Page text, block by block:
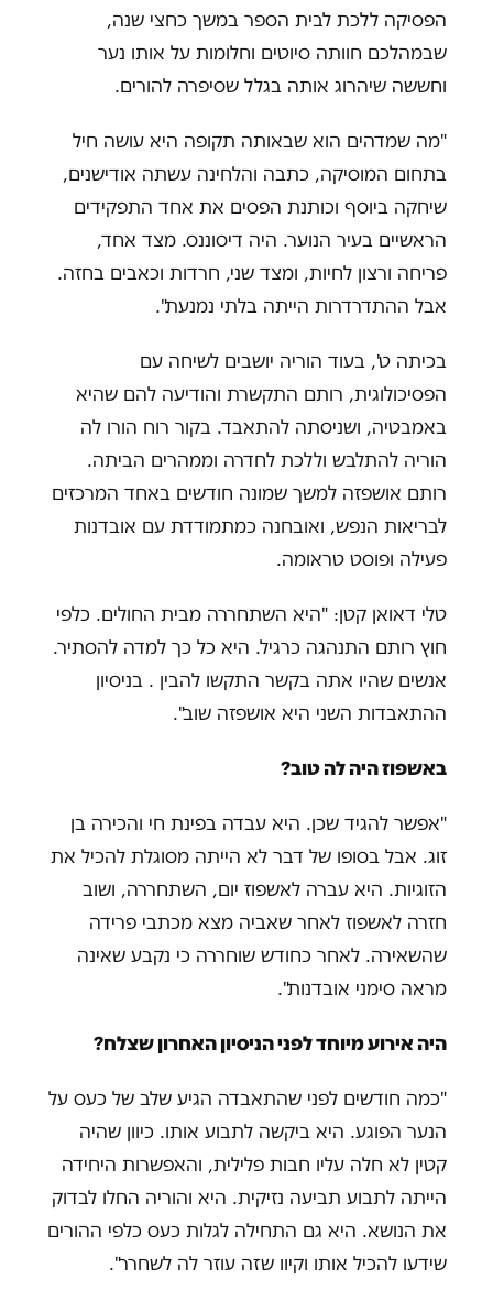
הפסיקה ללכת לבית הספר במשך כחצי שנה,
שבמהלכם חוותה סיוטים וחלומות על אותו נער
וחששה שיהרוג אותה בגלל שסיפרה להורים.
"מה שמדהים הוא שבאותה תקופה היא עושה חיל
בתחום המוסיקה, כתבה והלחינה עשתה אודישנים,
שיחקה ביוסף וכותנת הפסים את אחד התפקידים
הראשיים בעיר הנוער. היה דיסוננס. מצד אחד,
פריחה ורצון לחיות, ומצד שני, חרדות וכאבים בחזה.
אבל ההתדרדרות הייתה בלתי נמנעת".
בכיתה ט', בעוד הוריה יושבים לשיחה עם
הפסיכולוגית, רותם התקשרת והודיעה להם שהיא
באמבטיה, ושניסתה להתאבד. בקור רוח הורו לה
הוריה להתלבש וללכת לחדרה וממהרים הביתה.
רותם אושפזה למשך שמונה חודשים באחד המרכזים
לבריאות הנפש, ואובחנה כמתמודדת עם אובדנות
פעילה ופוסט טראומה.
טלי דאואן קטן: "היא השתחררה מבית החולים. כלפי
חוץ רותם התנהגה כרגיל. היא כל כך למדה להסתיר.
אנשים שהיו אתה בקשר התקשו להבין . בניסיון
ההתאבדות השני היא אושפזה שוב".
באשפוז היה לה טוב?
"אפשר להגיד שכן. היא עבדה בפינת חי והכירה בן
זוג. אבל בסופו של דבר לא הייתה מסוגלת להכיל את
הזוגיות. היא עברה לאשפוז יום, השתחררה, ושוב
חזרה לאשפוז לאחר שאביה מצא מכתבי פרידה
שהשאירה. לאחר כחודש שוחררה כי נקבע שאינה
מראה סימני אובדנות".
היה אירוע מיוחד לפני הניסיון האחרון שצלח?
"כמה חודשים לפני שהתאבדה הגיע שלב של כעס על
הנער הפוגע. היא ביקשה לתבוע אותו. כיוון שהיה
קטין לא חלה עליו חבות פלילית, והאפשרות היחידה
הייתה לתבוע תביעה נזיקית. היא והוריה החלו לבדוק
את הנושא. היא גם התחילה לגלות כעס כלפי ההורים
שידעו להכיל אותו וקיוו שזה עוזר לה לשחרר".